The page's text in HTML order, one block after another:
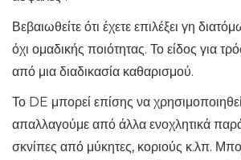
Βεβαιωθείτε ότι έχετε επιλέξει γη
όχι ομαδικής ποιότητας. Το είδος για
από μια διαδικασία καθαρισμού.
Το DE μπορεί επίσης να
απαλλαγούμε από άλλα ενοχλητικά
σκνίπες από μύκητες, κοριούς κ.λπ.